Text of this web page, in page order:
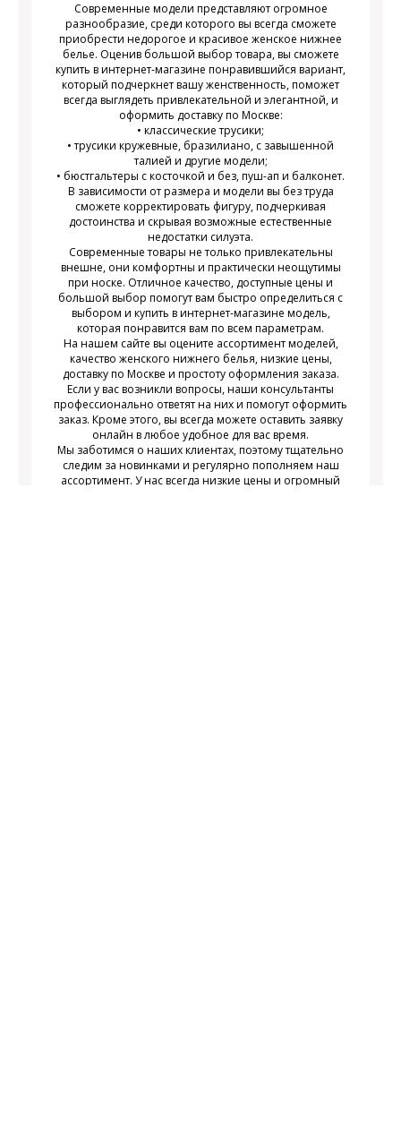
Современные модели представляют огромное
разнообразие, среди которого вы всегда сможете
приобрести недорогое и красивое женское нижнее
белье. Оценив большой выбор товара, вы сможете
купить в интернет-магазине понравившийся вариант,
который подчеркнет вашу женственность, поможет
всегда выглядеть привлекательной и элегантной, и
оформить доставку по Москве:
• классические трусики;
• трусики кружевные, бразилиано, с завышенной
талией и другие модели;
• бюстгальтеры с косточкой и без, пуш-ап и балконет.
В зависимости от размера и модели вы без труда
сможете корректировать фигуру, подчеркивая
достоинства и скрывая возможные естественные
недостатки силуэта.
Современные товары не только привлекательны
внешне, они комфортны и практически неощутимы
при носке. Отличное качество, доступные цены и
большой выбор помогут вам быстро определиться с
выбором и купить в интернет-магазине модель,
которая понравится вам по всем параметрам.
На нашем сайте вы оцените ассортимент моделей,
качество женского нижнего белья, низкие цены,
доставку по Москве и простоту оформления заказа.
Если у вас возникли вопросы, наши консультанты
профессионально ответят на них и помогут оформить
заказ. Кроме этого, вы всегда можете оставить заявку
онлайн в любое удобное для вас время.
Мы заботимся о наших клиентах, поэтому тщательно
следим за новинками и регулярно пополняем наш
ассортимент. У нас всегда низкие цены и огромный